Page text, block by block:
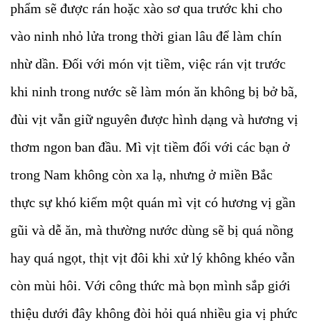
phẩm sẽ được rán hoặc xào sơ qua trước khi cho
vào ninh nhỏ lửa trong thời gian lâu để làm chín
nhừ dần. Đối với món vịt tiềm, việc rán vịt trước
khi ninh trong nước sẽ làm món ăn không bị bở bã,
đùi vịt vẫn giữ nguyên được hình dạng và hương vị
thơm ngon ban đầu. Mì vịt tiềm đối với các bạn ở
trong Nam không còn xa lạ, nhưng ở miền Bắc
thực sự khó kiếm một quán mì vịt có hương vị gần
gũi và dễ ăn, mà thường nước dùng sẽ bị quá nồng
hay quá ngọt, thịt vịt đôi khi xử lý không khéo vẫn
còn mùi hôi. Với công thức mà bọn mình sắp giới
thiệu dưới đây không đòi hỏi quá nhiều gia vị phức